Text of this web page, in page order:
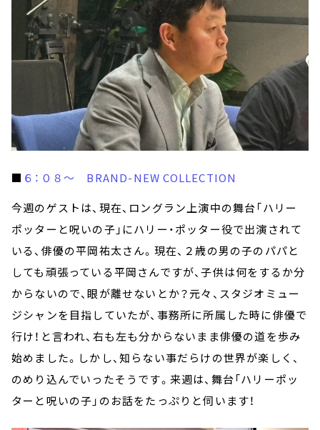
■ ６：０８～ BRAND-NEW COLLECTION
今週のゲストは、現在、ロングラン上演中の舞台「ハリー
ポッターと呪いの子」にハリー・ポッター役で出演されて
いる、俳優の平岡祐太さん。現在、２歳の男の子のパパと
しても頑張っている平岡さんですが、子供は何をするか分
からないので、眼が離せないとか？元々、スタジオミュー
ジシャンを目指していたが、事務所に所属した時に俳優で
行け！と言われ、右も左も分からないまま俳優の道を歩み
始めました。しかし、知らない事だらけの世界が楽しく、
のめり込んでいったそうです。来週は、舞台「ハリーポッ
ターと呪いの子」のお話をたっぷりと伺います！